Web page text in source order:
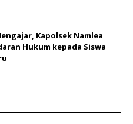
Kapolsek Namlea
Hukum kepada Siswa